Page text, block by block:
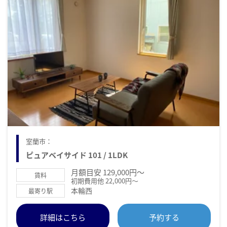
室蘭市：
ピュアベイサイド 101 / 1LDK
賃料 月額目安 129,000円～
初期費用他 22,000円～
最寄り駅 本輪西
詳細はこちら 予約する